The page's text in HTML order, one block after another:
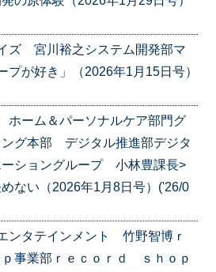
ズ 宮川裕之システム開発部マ
が好き」（2026年1月15日号）
ーム＆パーソナルケア部門グ
ング本部 デジタル推進部デジタ
ーショングループ 小林豊課長>
ない（2026年1月8日号）('26/0
ンタテインメント 竹野智博ｒ
事業部ｒｅｃｏｒｄ ｓｈｏｐ